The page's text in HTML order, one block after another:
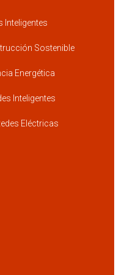
Inteligentes
Sostenible
Energética
Inteligentes
Eléctricas